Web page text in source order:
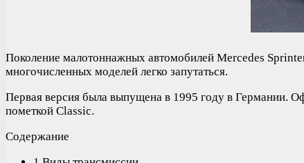
Поколение малотоннажных автомобилей Mercedes
многочисленных моделей легко запутаться.
Первая версия была выпущена в 1995 году в Германии.
пометкой Classic.
Содержание